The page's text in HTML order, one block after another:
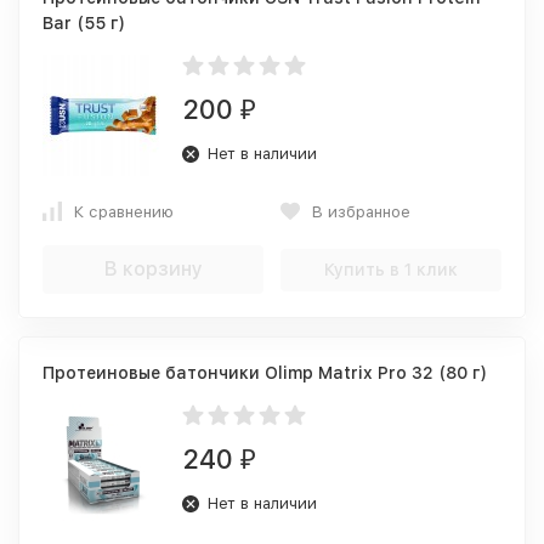
Bar (55 г)
200 ₽
Нет в наличии
К сравнению В избранное
В корзину Купить в 1 клик
Протеиновые батончики Olimp Matrix Pro 32 (80 г)
240 ₽
Нет в наличии